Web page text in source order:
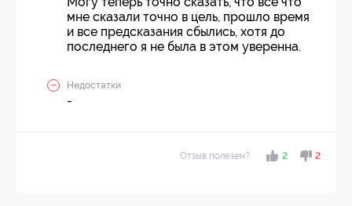
мне сказали точно в цель, прошло время
и все предсказания сбылись, хотя до
последнего я не была в этом уверенна.
Недостатки
-
Отзыв полезен? 2 2